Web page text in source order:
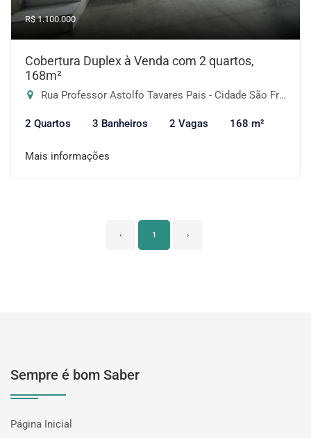
R$ 1.100.000
Cobertura Duplex à Venda com 2 quartos,
168m²
Rua Professor Astolfo Tavares Pais - Cidade São Francisco, São Paulo-SP
2 Quartos 3 Banheiros 2 Vagas 168 m²
Mais informações
‹ 1 ›
Sempre é bom Saber
Página Inicial